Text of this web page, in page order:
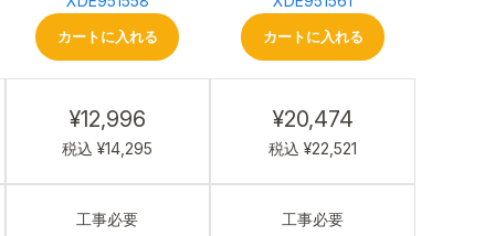
カートに入れる
¥12,996
税込 ¥14,295
工事必要
カートに入れる
¥20,474
税込 ¥22,521
工事必要